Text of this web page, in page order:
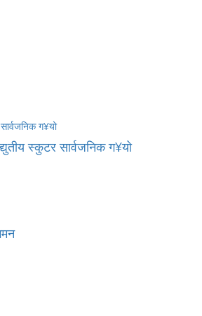
स्कुटर सार्वजनिक ग¥यो